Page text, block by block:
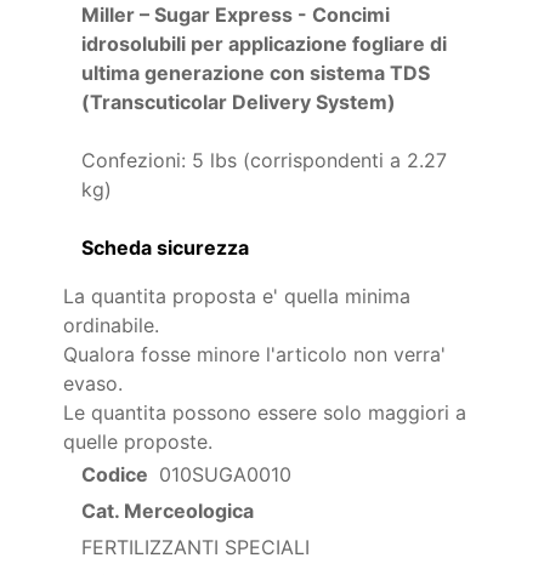
Miller – Sugar Express - Concimi
idrosolubili per applicazione fogliare di
ultima generazione con sistema TDS
(Transcuticolar Delivery System)
Confezioni: 5 lbs (corrispondenti a 2.27
kg)
Scheda sicurezza
La quantita proposta e' quella minima
ordinabile.
Qualora fosse minore l'articolo non verra'
evaso.
Le quantita possono essere solo maggiori a
quelle proposte.
Codice 010SUGA0010
Cat. Merceologica
FERTILIZZANTI SPECIALI